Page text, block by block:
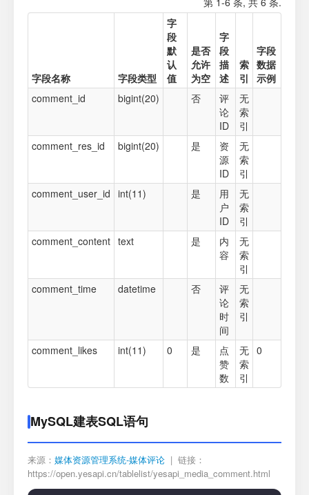
字段名称 字段类型
字
段
默
认
值
是否
允许
为空
字
段
描
述
索
引
字段
数据
示例
comment_id
bigint(20) 否
评
论
ID
无
索
引
comment_res_id
bigint(20) 是
资
源
ID
无
索
引
comment_user_id int(11) 是
用
户
ID
无
索
引
comment_content text 是
内
容
无
索
引
comment_time
datetime 否
评
论
时
间
无
索
引
comment_likes int(11) 0 是
点
赞
数
无
索
引
0
MySQL建表SQL语句
来源： 媒体资源管理系统-媒体评论 | 链接：
https://open.yesapi.cn/tablelist/yesapi_media_comment.html